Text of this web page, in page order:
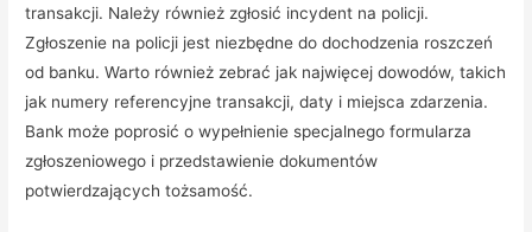
transakcji. Należy również zgłosić incydent na policji.
Zgłoszenie na policji jest niezbędne do dochodzenia roszczeń
od banku. Warto również zebrać jak najwięcej dowodów, takich
jak numery referencyjne transakcji, daty i miejsca zdarzenia.
Bank może poprosić o wypełnienie specjalnego formularza
zgłoszeniowego i przedstawienie dokumentów
potwierdzających tożsamość.